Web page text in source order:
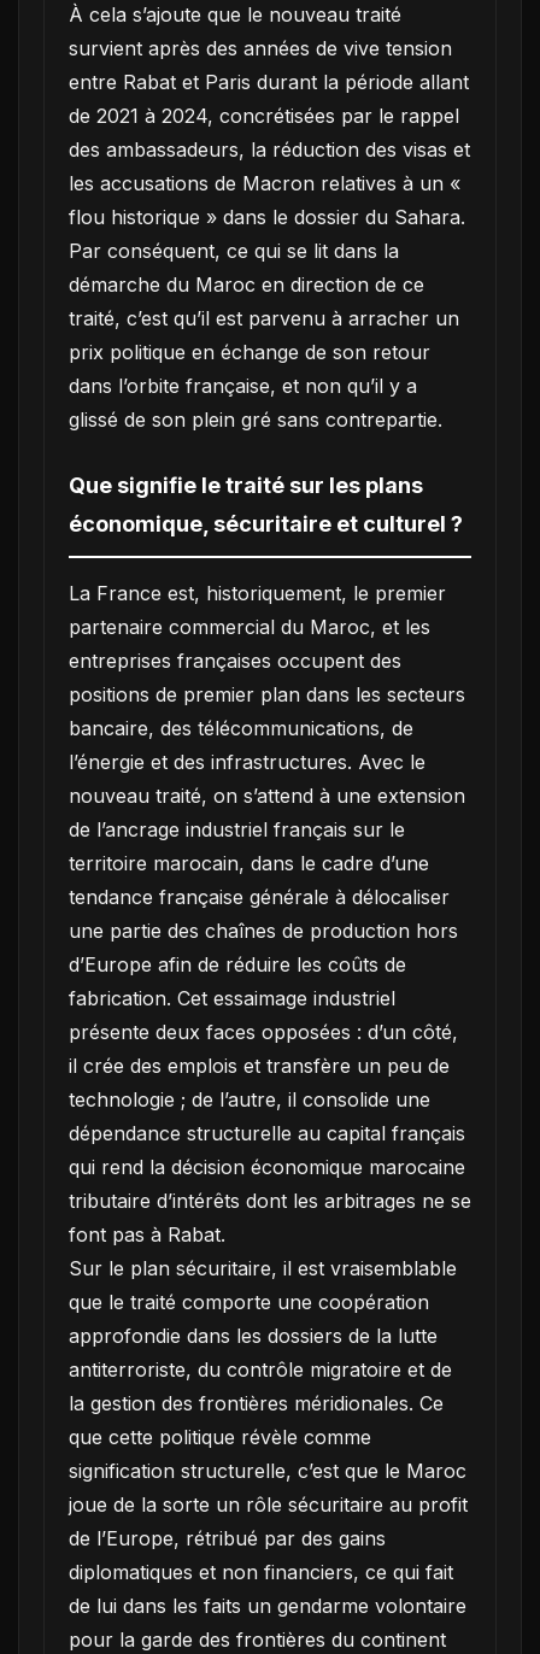
À cela s’ajoute que le nouveau traité
survient après des années de vive tension
entre Rabat et Paris durant la période allant
de 2021 à 2024, concrétisées par le rappel
des ambassadeurs, la réduction des visas et
les accusations de Macron relatives à un «
flou historique » dans le dossier du Sahara.
Par conséquent, ce qui se lit dans la
démarche du Maroc en direction de ce
traité, c’est qu’il est parvenu à arracher un
prix politique en échange de son retour
dans l’orbite française, et non qu’il y a
glissé de son plein gré sans contrepartie.
Que signifie le traité sur les plans
économique, sécuritaire et culturel ?
La France est, historiquement, le premier
partenaire commercial du Maroc, et les
entreprises françaises occupent des
positions de premier plan dans les secteurs
bancaire, des télécommunications, de
l’énergie et des infrastructures. Avec le
nouveau traité, on s’attend à une extension
de l’ancrage industriel français sur le
territoire marocain, dans le cadre d’une
tendance française générale à délocaliser
une partie des chaînes de production hors
d’Europe afin de réduire les coûts de
fabrication. Cet essaimage industriel
présente deux faces opposées : d’un côté,
il crée des emplois et transfère un peu de
technologie ; de l’autre, il consolide une
dépendance structurelle au capital français
qui rend la décision économique marocaine
tributaire d’intérêts dont les arbitrages ne se
font pas à Rabat.
Sur le plan sécuritaire, il est vraisemblable
que le traité comporte une coopération
approfondie dans les dossiers de la lutte
antiterroriste, du contrôle migratoire et de
la gestion des frontières méridionales. Ce
que cette politique révèle comme
signification structurelle, c’est que le Maroc
joue de la sorte un rôle sécuritaire au profit
de l’Europe, rétribué par des gains
diplomatiques et non financiers, ce qui fait
de lui dans les faits un gendarme volontaire
pour la garde des frontières du continent